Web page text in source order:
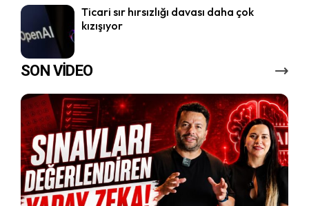
Ticari sır hırsızlığı davası daha çok
kızışıyor
SON VİDEO